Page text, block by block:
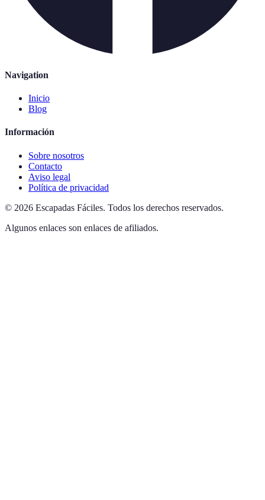
Navigation
Inicio
Blog
Información
Sobre nosotros
Contacto
Aviso legal
Política de privacidad
© 2026 Escapadas Fáciles. Todos los derechos reservados.
Algunos enlaces son enlaces de afiliados.